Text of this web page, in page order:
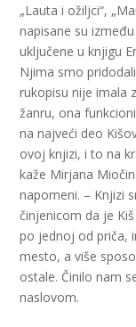
„Lauta i ožiljci“,
napisane su
uključene u knjigu
Njima smo
rukopisu nije imala
žanru, ona
na najveći deo
ovoj knjizi, i to na
kaže Mirjana
napomeni. – Knjizi
činjenicom da je
po jednoj od priča,
mesto, a više
ostale. Činilo nam
naslovom.